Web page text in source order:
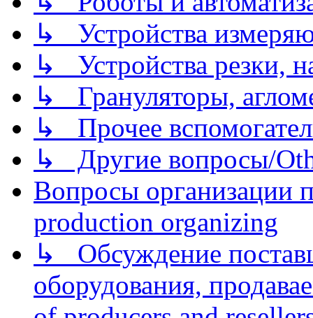
↳ Устройства
↳ Устройства резки,
↳ Грануляторы,
↳ Прочее
↳ Другие вопросы/
Вопросы организации
production organizing
↳ Обсуждение
оборудования,